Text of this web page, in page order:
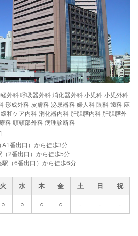
外科 呼吸器外科 消化器外科 小児科 小児外科
形成外科 皮膚科 泌尿器科 婦人科 眼科 歯科 麻
和ケア内科 消化器内科 肝胆膵内科 肝胆膵外
科 頭頸部外科 病理診断科
番出口）から徒歩3分
2番出口）から徒歩5分
（6番出口）から徒歩6分
火 水 木 金 土 日 祝
○ ○ ○ ○ - - -